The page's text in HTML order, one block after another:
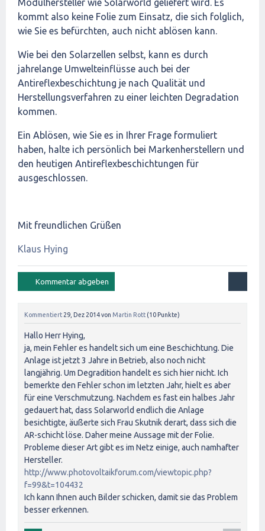
Modulhersteller wie Solarworld geliefert wird. Es
kommt also keine Folie zum Einsatz, die sich folglich,
wie Sie es befürchten, auch nicht ablösen kann.
Wie bei den Solarzellen selbst, kann es durch
jahrelange Umwelteinflüsse auch bei der
Antireflexbeschichtung je nach Qualität und
Herstellungsverfahren zu einer leichten Degradation
kommen.
Ein Ablösen, wie Sie es in Ihrer Frage formuliert
haben, halte ich persönlich bei Markenherstellern und
den heutigen Antireflexbeschichtungen für
ausgeschlossen.
Mit freundlichen Grüßen
Klaus Hying
Kommentiert 29, Dez 2014von Martin Rott (10 Punkte)
Hallo Herr Hying,
ja, mein Fehler es handelt sich um eine Beschichtung. Die
Anlage ist jetzt 3 Jahre in Betrieb, also noch nicht
langjährig. Um Degradition handelt es sich hier nicht. Ich
bemerkte den Fehler schon im letzten Jahr, hielt es aber
für eine Verschmutzung. Nachdem es fast ein halbes Jahr
gedauert hat, dass Solarworld endlich die Anlage
besichtigte, äußerte sich Frau Skutnik derart, dass sich die
AR-schicht löse. Daher meine Aussage mit der Folie.
Probleme dieser Art gibt es im Netz einige, auch namhafter
Hersteller.
http://www.photovoltaikforum.com/viewtopic.php?
f=99&t=104432
Ich kann Ihnen auch Bilder schicken, damit sie das Problem
besser erkennen.